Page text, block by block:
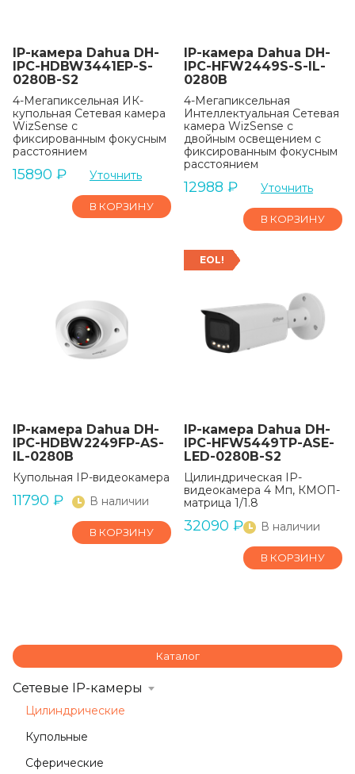
IP-камера Dahua DH-
IPC-HDBW3441EP-S-
0280B-S2
4-Мегапиксельная ИК-
купольная Сетевая камера
WizSense с
фиксированным фокусным
расстоянием
15890 ₽ Уточнить
В КОРЗИНУ
IP-камера Dahua DH-
IPC-HFW2449S-S-IL-
0280B
4-Мегапиксельная
Интеллектуальная Сетевая
камера WizSense с
двойным освещением с
фиксированным фокусным
расстоянием
12988 ₽ Уточнить
В КОРЗИНУ
IP-камера Dahua DH-
IPC-HDBW2249FP-AS-
IL-0280B
Купольная IP-видеокамера
11790 ₽ В наличии
В КОРЗИНУ
EOL!
IP-камера Dahua DH-
IPC-HFW5449TP-ASE-
LED-0280B-S2
Цилиндрическая IP-
видеокамера 4 Мп, КМОП-
матрица 1/1.8
32090 ₽ В наличии
В КОРЗИНУ
Каталог
Сетевые IP-камеры
Цилиндрические
Купольные
Сферические